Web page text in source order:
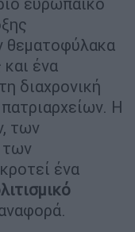
θεματοφύλακα
ένα
διαχρονική
Η
των
των
ένα